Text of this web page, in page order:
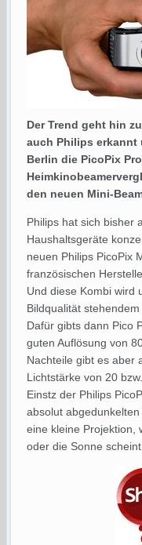
Der Trend geht hin
auch Philips erkannt
Berlin die PicoPix
den neuen Mini-
Philips hat sich bisher
Haushaltsgeräte
neuen Philips PicoPix
französischen
Und diese Kombi wird
Bildqualität
Dafür gibts dann Pico
guten Auflösung von
Nachteile gibt es aber
Lichtstärke von 20
Einstz der Philips
absolut
eine kleine Projektion,
oder die Sonne